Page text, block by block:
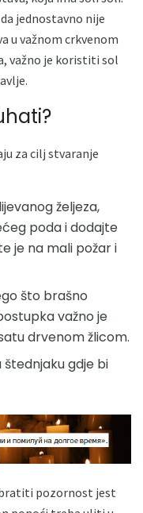
jednostavno nije
u važnom crkvenom
važno je koristiti sol
za cilj stvaranje
željeza,
poda i dodajte
je na mali požar i
što brašno
važno je
drvenom žlicom.
štednjaku gdje bi
pozornost jest